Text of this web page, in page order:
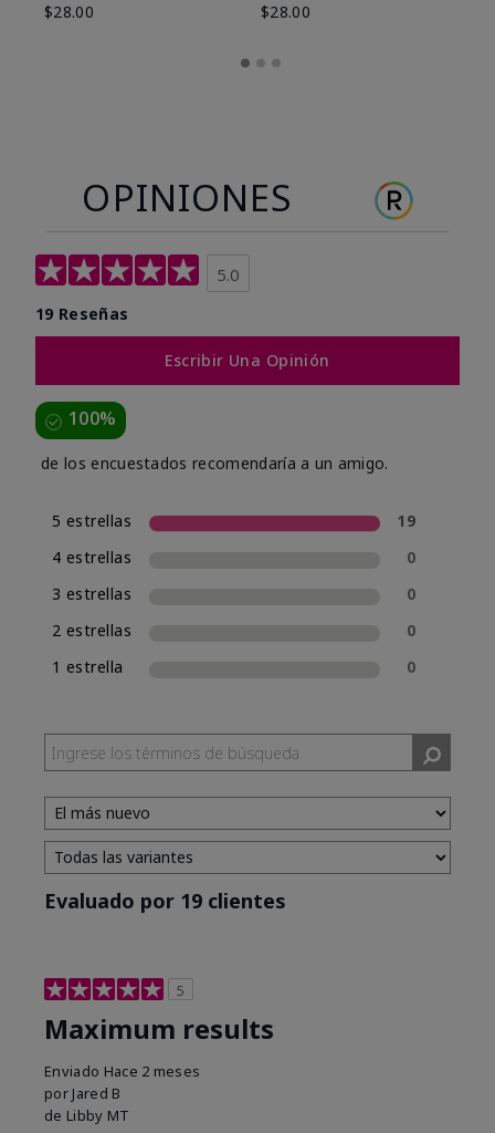
$28.00
$28.00
OPINIONES
5.0
19 Reseñas
Escribir Una Opinión
100%
de los encuestados recomendaría a un amigo.
5 estrellas
19
4 estrellas
0
3 estrellas
0
2 estrellas
0
1 estrella
0
Evaluado por 19 clientes
5
Maximum results
Enviado Hace 2 meses
por Jared B
de Libby MT